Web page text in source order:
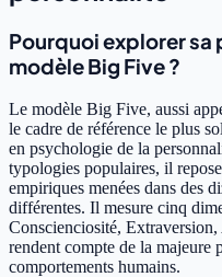
Pourquoi explorer sa
modèle Big Five ?
Le modèle Big Five, aussi
le cadre de référence le plus
en psychologie de la
typologies populaires, il
empiriques menées dans des
différentes. Il mesure cinq
Conscienciosité,
rendent compte de la majeure
comportements humains.